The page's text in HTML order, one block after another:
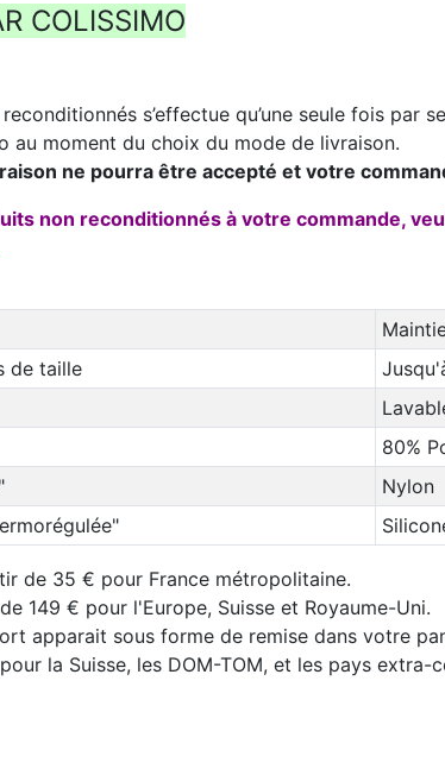
COLISSIMO
s’effectue qu’une seule fois par
au moment du choix du mode de livraison.
ne pourra être accepté et votre
non reconditionnés à votre commande,
de taille
80%
Nylon
de 35 € pour France métropolitaine.
149 € pour l'Europe, Suisse et Royaume-Uni.
apparait sous forme de remise dans votre
la Suisse, les DOM-TOM, et les pays extra-